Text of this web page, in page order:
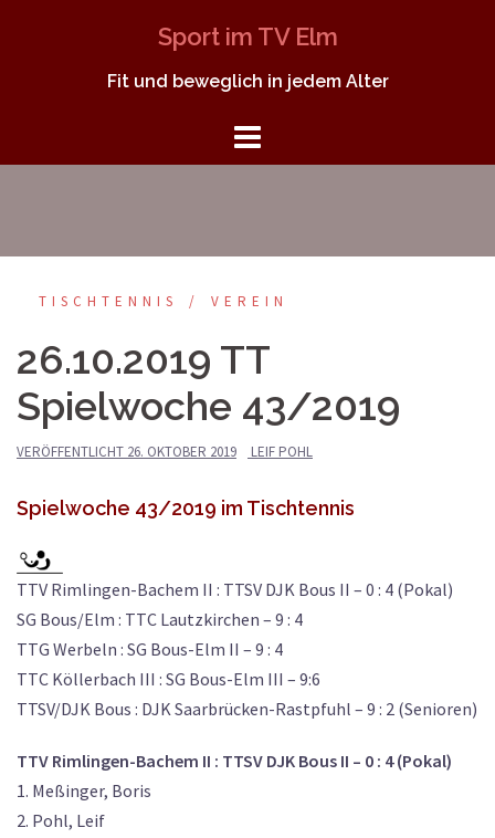
Sport im TV Elm
Fit und beweglich in jedem Alter
TISCHTENNIS VEREIN
26.10.2019 TT
Spielwoche 43/2019
VERÖFFENTLICHT 26. OKTOBER 2019 LEIF POHL
Spielwoche 43/2019 im Tischtennis
TTV Rimlingen-Bachem II : TTSV DJK Bous II – 0 : 4 (Pokal)
SG Bous/Elm : TTC Lautzkirchen – 9 : 4
TTG Werbeln : SG Bous-Elm II – 9 : 4
TTC Köllerbach III : SG Bous-Elm III – 9:6
TTSV/DJK Bous : DJK Saarbrücken-Rastpfuhl – 9 : 2 (Senioren)
TTV Rimlingen-Bachem II : TTSV DJK Bous II – 0 : 4 (Pokal)
1. Meßinger, Boris
2. Pohl, Leif